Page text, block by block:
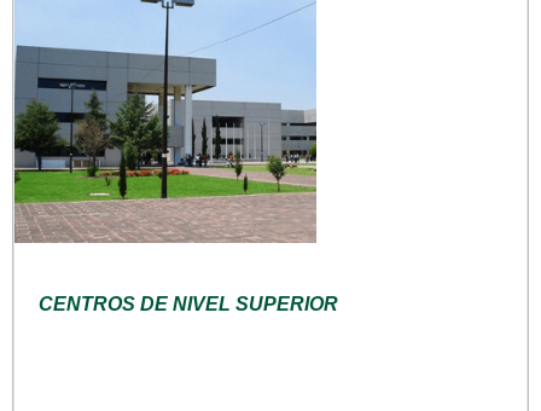
CENTROS DE NIVEL SUPERIOR